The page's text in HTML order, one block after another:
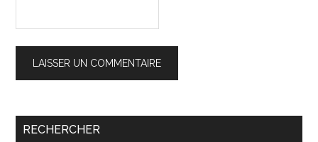
Barre
RECHERCHER